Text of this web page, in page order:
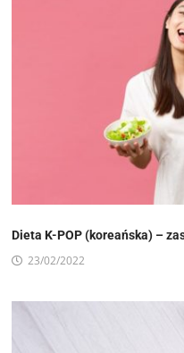
Dieta K-POP (koreańska) –
23/02/2022